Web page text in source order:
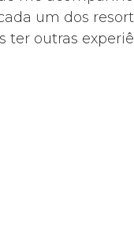
um dos
ter outras